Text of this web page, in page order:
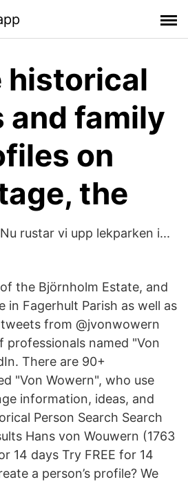
historical
and family
on
the
rustar vi upp lekparken i...
the Björnholm Estate, and
in Fagerhult Parish as well as
from @jvonwowern
professionals named "Von
There are 90+
"Von Wowern", who use
information, ideas, and
Person Search Search
Hans von Wouwern (1763
14 days Try FREE for 14
a person’s profile? We